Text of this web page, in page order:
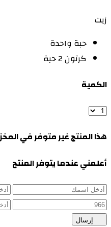
زيت
حبة واحدة
كرتون 2 حبة
الكمية
هذا المنتج غير متوفر في
أعلمني عندما يتوفر المنتج